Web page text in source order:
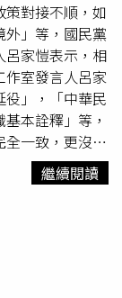
對接不順，如
外」等，國民黨
呂家愷表示，相
作室發言人呂家
」，「中華民
本詮釋」等，
一致，更沒有
一日工作室成立
政策建議，並且
繼續閱讀